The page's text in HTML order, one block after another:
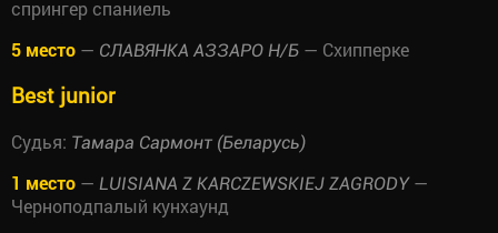
спрингер спаниель
5 место — СЛАВЯНКА АЗЗАРО Н/Б — Схипперке
Best junior
Судья: Тамара Сармонт (Беларусь)
1 место — LUISIANA Z KARCZEWSKIEJ ZAGRODY—
Черноподпалый кунхаунд